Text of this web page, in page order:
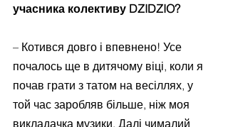
учасника колективу DZIDZIO?
– Котився довго і впевнено! Усе
почалось ще в дитячому віці, коли я
почав грати з татом на весіллях, у
той час заробляв більше, ніж моя
викладачка музики. Далі чималий